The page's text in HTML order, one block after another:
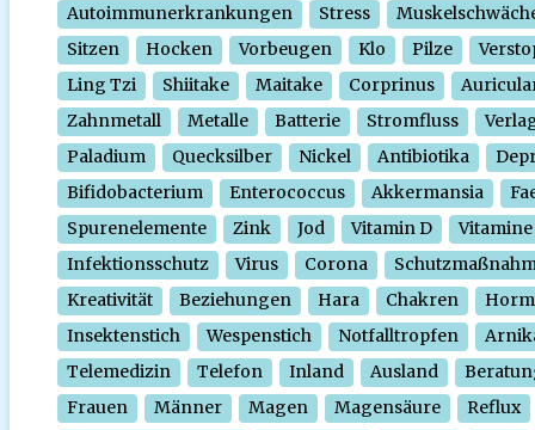
Autoimmunerkrankungen
Stress
Sitzen
Hocken Vorbeugen Klo Pilze
Ling Tzi
Shiitake Maitake Corprinus
Zahnmetall
Metalle Batterie Stromfluss
Paladium
Quecksilber Nickel Antibiotika
Bifidobacterium
Enterococcus Akkermansia
Spurenelemente
Zink Jod Vitamin D
Vitamine
Infektionsschutz
Virus Corona
Kreativität
Beziehungen Hara Chakren
Insektenstich
Wespenstich Notfalltropfen
Telemedizin
Telefon Inland Ausland
Frauen
Männer Magen Magensäure
Reflux